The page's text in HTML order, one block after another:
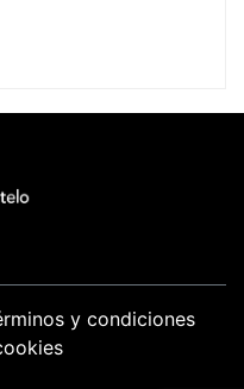
y condiciones